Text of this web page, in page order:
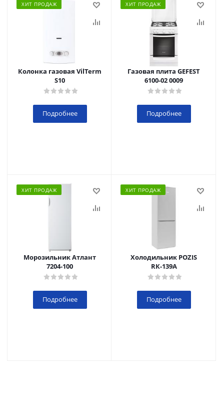
ХИТ ПРОДАЖ
Колонка газовая VilTerm
S10
Подробнее
ХИТ ПРОДАЖ
Газовая плита GEFEST
6100-02 0009
Подробнее
ХИТ ПРОДАЖ
Морозильник Атлант
7204-100
Подробнее
ХИТ ПРОДАЖ
Холодильник POZIS
RК-139А
Подробнее